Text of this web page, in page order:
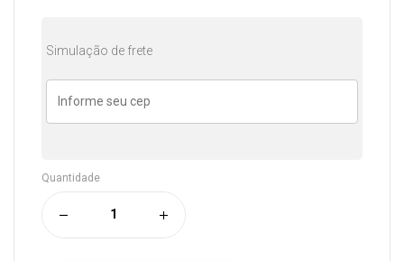
Simulação de frete
Quantidade